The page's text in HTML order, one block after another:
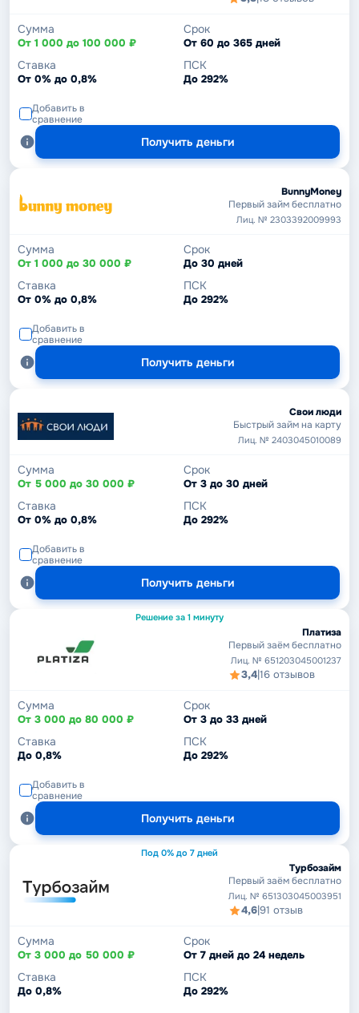
Сумма
От 1 000 до 100 000 ₽
Срок
От 60 до 365 дней
Ставка
От 0% до 0,8%
ПСК
До 292%
Добавить в
сравнение
Получить деньги
BunnyMoney
Первый займ бесплатно
Лиц. № 2303392009993
Сумма
От 1 000 до 30 000 ₽
Срок
До 30 дней
Ставка
От 0% до 0,8%
ПСК
До 292%
Добавить в
сравнение
Получить деньги
Свои люди
Быстрый займ на карту
Лиц. № 2403045010089
Сумма
От 5 000 до 30 000 ₽
Срок
От 3 до 30 дней
Ставка
От 0% до 0,8%
ПСК
До 292%
Добавить в
сравнение
Получить деньги
Решение за 1 минуту
Платиза
Первый заём бесплатно
Лиц. № 651203045001237
3,4|16 отзывов
Сумма
От 3 000 до 80 000 ₽
Срок
От 3 до 33 дней
Ставка
До 0,8%
ПСК
До 292%
Добавить в
сравнение
Получить деньги
Под 0% до 7 дней
Турбозайм
Первый заём бесплатно
Лиц. № 651303045003951
4,6|91 отзыв
Сумма
От 3 000 до 50 000 ₽
Срок
От 7 дней до 24 недель
Ставка
До 0,8%
ПСК
До 292%